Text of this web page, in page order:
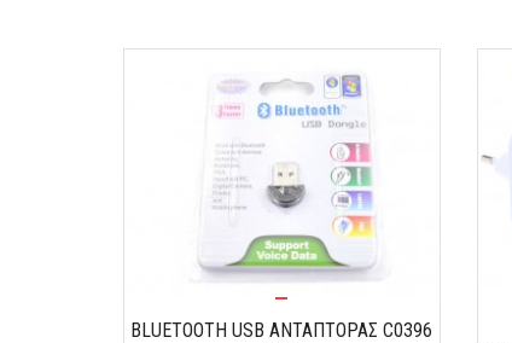
BLUETOOTH USB ΑΝΤΑΠΤΟΡΑΣ C0396